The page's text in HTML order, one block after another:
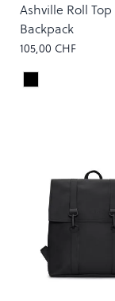
Ashville Roll Top
Backpack
105,00 CHF
Colour
Black